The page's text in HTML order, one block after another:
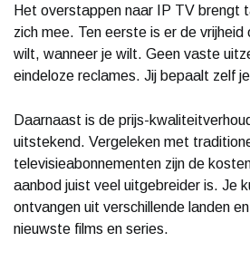
Het overstappen naar IP TV brengt
zich mee. Ten eerste is er de
wilt, wanneer je wilt. Geen vaste
eindeloze reclames. Jij bepaalt zelf
Daarnaast is de prijs-
uitstekend. Vergeleken met
televisieabonnementen zijn de
aanbod juist veel uitgebreider is. Je
ontvangen uit verschillende landen
nieuwste films en series.